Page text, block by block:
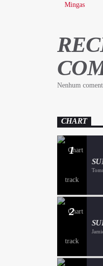
Mingas
Nenhum
CHART
1
2